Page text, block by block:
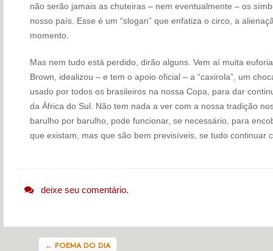
não serão jamais as chuteiras – nem eventualmente – os
nosso país. Esse é um “slogan” que enfatiza o circo, a
momento.
Mas nem tudo está perdido, dirão alguns. Vem aí muita
Brown, idealizou – e tem o apoio oficial – a “caxirola”, um
usado por todos os brasileiros na nossa Copa, para dar
da África do Sul. Não tem nada a ver com a nossa tradição
barulho por barulho, pode funcionar, se necessário, para
que existam, mas que são bem previsíveis, se tudo continuar
deixe seu comentário.
← POEMA DO DIA